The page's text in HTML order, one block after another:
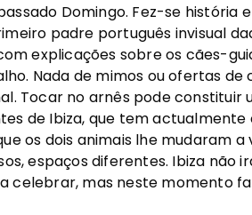
Domingo. Fez-se história
padre português invisual
explicações sobre os cães-
Nada de mimos ou ofertas de
Tocar no arnês pode constituir
de Ibiza, que tem actualmente
os dois animais lhe mudaram
espaços diferentes. Ibiza não
celebrar, mas neste momento